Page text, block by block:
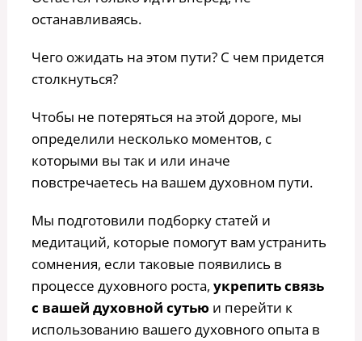
останавливаясь.
Чего ожидать на этом пути? С чем придется
столкнуться?
Чтобы не потеряться на этой дороге, мы
определили несколько моментов, с
которыми вы так и или иначе
повстречаетесь на вашем духовном пути.
Мы подготовили подборку статей и
медитаций, которые помогут вам устранить
сомнения, если таковые появились в
процессе духовного роста, укрепить связь
с вашей духовной сутью и перейти к
использованию вашего духовного опыта в